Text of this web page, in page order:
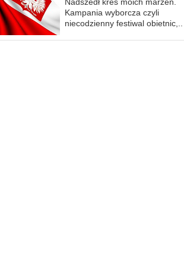
Kampania wyborcza czyli
niecodzienny festiwal obietnic,..